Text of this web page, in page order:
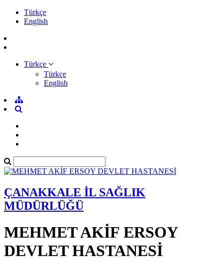
Türkçe
English
Türkçe
Türkçe
English
ÇANAKKALE İL SAĞLIK
MÜDÜRLÜĞÜ
MEHMET AKİF ERSOY
DEVLET HASTANESİ